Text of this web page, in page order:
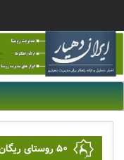
۵۰ روستای ریگان درمحاصره شن و ریزگردها